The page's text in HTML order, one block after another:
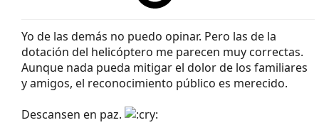
Yo de las demás no puedo opinar. Pero las de la
dotación del helicóptero me parecen muy correctas.
Aunque nada pueda mitigar el dolor de los familiares
y amigos, el reconocimiento público es merecido.
Descansen en paz.